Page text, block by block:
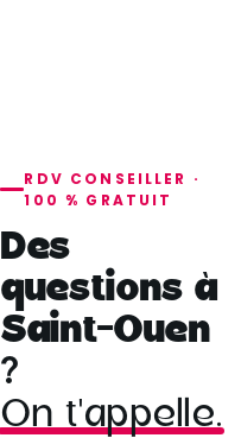
RDV CONSEILLER ·
100 % GRATUIT
Des
questions à
Saint-Ouen
?
On t'appelle.